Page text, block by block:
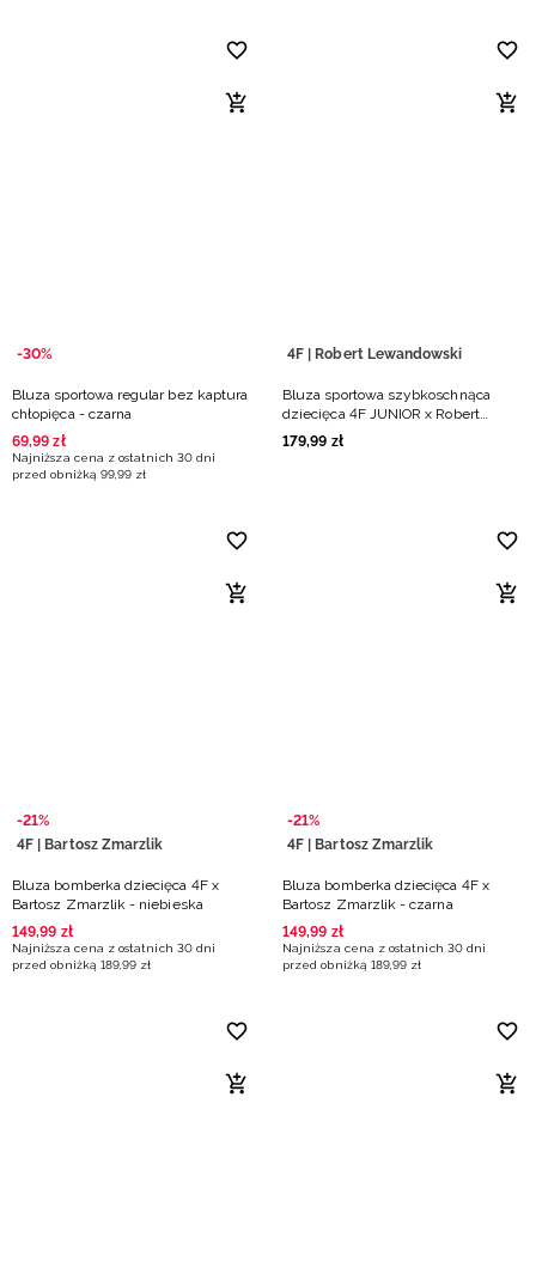
-30%
Bluza sportowa regular bez kaptura
chłopięca - czarna
69,99 zł
Najniższa cena z ostatnich 30 dni
przed obniżką 99,99 zł
4F | Robert Lewandowski
Bluza sportowa szybkoschnąca
dziecięca 4F JUNIOR x Robert
Lewandowski - czarna
179,99 zł
-21%
4F | Bartosz Zmarzlik
Bluza bomberka dziecięca 4F x
Bartosz Zmarzlik - niebieska
149,99 zł
Najniższa cena z ostatnich 30 dni
przed obniżką 189,99 zł
-21%
4F | Bartosz Zmarzlik
Bluza bomberka dziecięca 4F x
Bartosz Zmarzlik - czarna
149,99 zł
Najniższa cena z ostatnich 30 dni
przed obniżką 189,99 zł